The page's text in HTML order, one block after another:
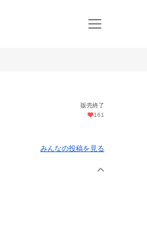
販売終了
161
みんなの投稿を見る